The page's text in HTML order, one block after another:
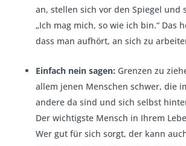
an, stellen sich vor den Spiegel und
„Ich mag mich, so wie ich bin.“ Das
dass man aufhört, an sich zu
Einfach nein sagen: Grenzen zu
allem jenen Menschen schwer, die
andere da sind und sich selbst
Der wichtigste Mensch in Ihrem
Wer gut für sich sorgt, der kann